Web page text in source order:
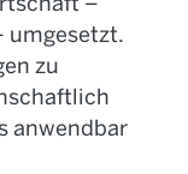
umgesetzt.
zu
anwendbar